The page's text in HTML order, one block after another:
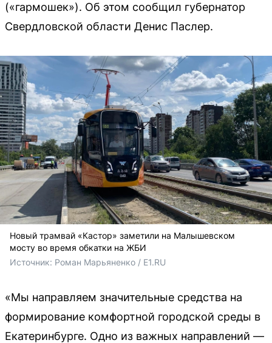
(«гармошек»). Об этом сообщил губернатор
Свердловской области Денис Паслер.
Новый трамвай «Кастор» заметили на Малышевском
мосту во время обкатки на ЖБИ
Источник: Роман Марьяненко / E1.RU
«Мы направляем значительные средства на
формирование комфортной городской среды в
Екатеринбурге. Одно из важных направлений —